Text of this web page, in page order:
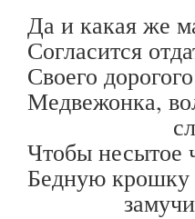
Да и какая же
Согласится
Своего
Медвежонка,
Чтобы несытое
Бедную крошку